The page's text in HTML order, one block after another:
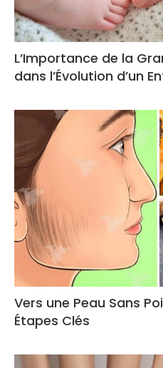
L’Importance de la
dans l’Évolution d’un
Vers une Peau Sans
Étapes Clés